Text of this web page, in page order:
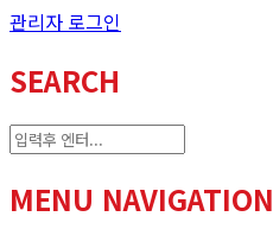
관리자 로그인
SEARCH
MENU NAVIGATION